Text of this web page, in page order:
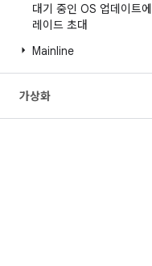
대기 중인 OS 업데이트
레이드 초대
Mainline
가상화